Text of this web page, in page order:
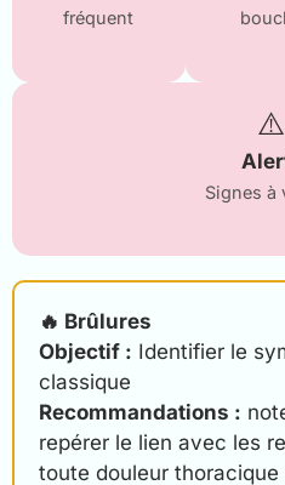
fréquent
⚠️
Signes à
🔥 Brûlures
Objectif : Identifier le
classique
Recommandations :
repérer le lien avec les
toute douleur